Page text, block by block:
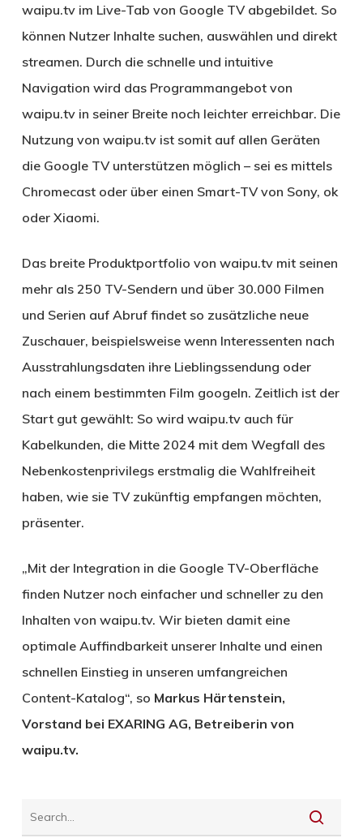
waipu.tv im Live-Tab von Google TV abgebildet. So
können Nutzer Inhalte suchen, auswählen und direkt
streamen. Durch die schnelle und intuitive
Navigation wird das Programmangebot von
waipu.tv in seiner Breite noch leichter erreichbar. Die
Nutzung von waipu.tv ist somit auf allen Geräten
die Google TV unterstützen möglich – sei es mittels
Chromecast oder über einen Smart-TV von Sony, ok
oder Xiaomi.
Das breite Produktportfolio von waipu.tv mit seinen
mehr als 250 TV-Sendern und über 30.000 Filmen
und Serien auf Abruf findet so zusätzliche neue
Zuschauer, beispielsweise wenn Interessenten nach
Ausstrahlungsdaten ihre Lieblingssendung oder
nach einem bestimmten Film googeln. Zeitlich ist der
Start gut gewählt: So wird waipu.tv auch für
Kabelkunden, die Mitte 2024 mit dem Wegfall des
Nebenkostenprivilegs erstmalig die Wahlfreiheit
haben, wie sie TV zukünftig empfangen möchten,
präsenter.
„Mit der Integration in die Google TV-Oberfläche
finden Nutzer noch einfacher und schneller zu den
Inhalten von waipu.tv. Wir bieten damit eine
optimale Auffindbarkeit unserer Inhalte und einen
schnellen Einstieg in unseren umfangreichen
Content-Katalog“, so Markus Härtenstein,
Vorstand bei EXARING AG, Betreiberin von
waipu.tv.